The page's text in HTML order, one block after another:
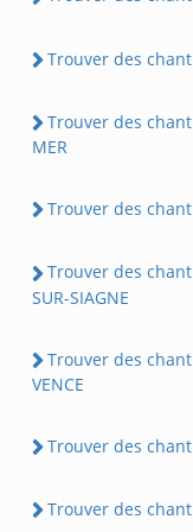
Trouver des
Trouver des
MER
Trouver des
Trouver des
SUR-SIAGNE
Trouver des
VENCE
Trouver des
Trouver des